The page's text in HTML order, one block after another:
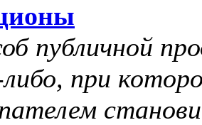
публичной
либо, при